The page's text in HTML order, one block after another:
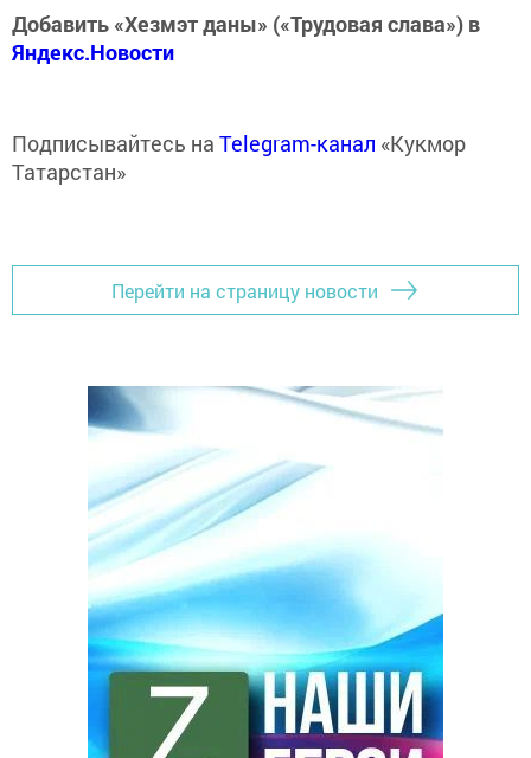
Добавить «Хезмэт даны» («Трудовая слава») в
Яндекс.Новости
Подписывайтесь на Telegram-канал «Кукмор
Татарстан»
Перейти на страницу новости